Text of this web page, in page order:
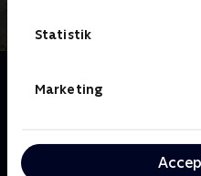
Statistik
Marketing
Vi kigger på den
Megan i 1996 og den
Stones, manden, der blev